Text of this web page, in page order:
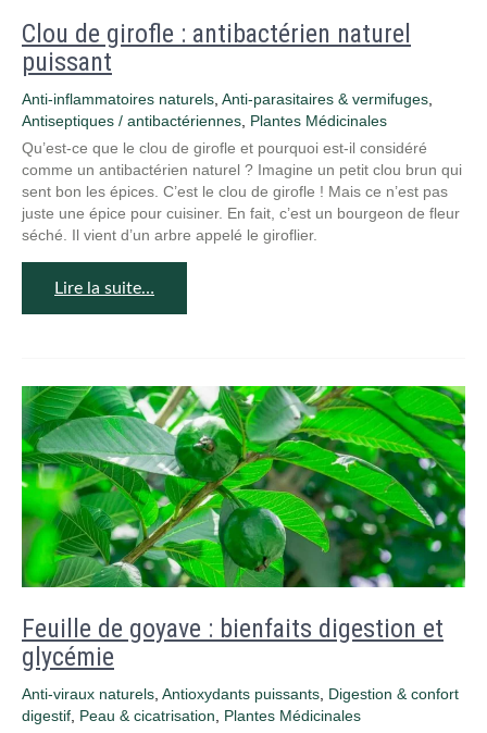
Clou de girofle : antibactérien naturel
puissant
Anti-inflammatoires naturels Anti-parasitaires & vermifuges
Antiseptiques / antibactériennes Plantes Médicinales
Qu’est-ce que le clou de girofle et pourquoi est-il considéré
comme un antibactérien naturel ? Imagine un petit clou brun qui
sent bon les épices. C’est le clou de girofle ! Mais ce n’est pas
juste une épice pour cuisiner. En fait, c’est un bourgeon de fleur
séché. Il vient d’un arbre appelé le giroflier.
Lire la suite…
Feuille de goyave : bienfaits digestion et
glycémie
Anti-viraux naturels Antioxydants puissants Digestion & confort
digestif Peau & cicatrisation
Plantes Médicinales